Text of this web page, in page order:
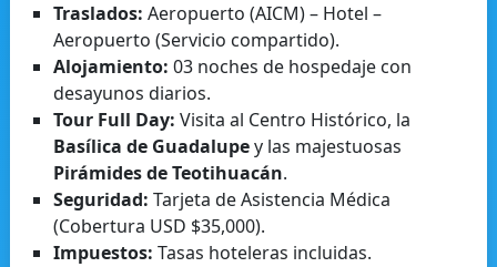
Traslados: Aeropuerto (AICM) – Hotel –
Aeropuerto (Servicio compartido).
Alojamiento: 03 noches de hospedaje con
desayunos diarios.
Tour Full Day: Visita al Centro Histórico, la
Basílica de Guadalupey las majestuosas
Pirámides de Teotihuacán.
Seguridad: Tarjeta de Asistencia Médica
(Cobertura USD $35,000).
Impuestos: Tasas hoteleras incluidas.